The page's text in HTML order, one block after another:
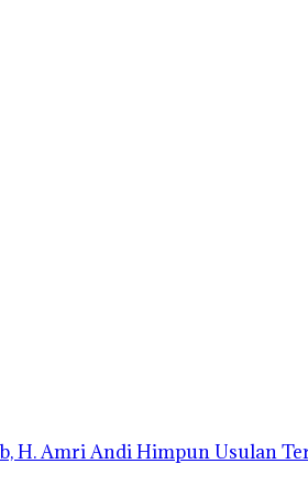
H. Amri Andi Himpun Usulan